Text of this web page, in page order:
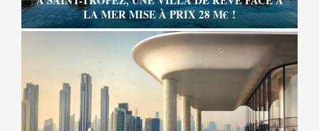
LA MER MISE À PRIX 28 M€ !